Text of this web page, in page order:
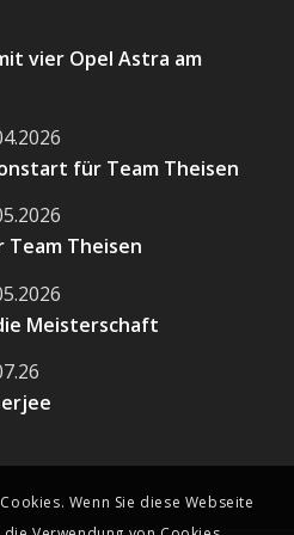
vier Opel Astra am
für Team Theisen
Team Theisen
Meisterschaft
Wenn Sie diese Webseite